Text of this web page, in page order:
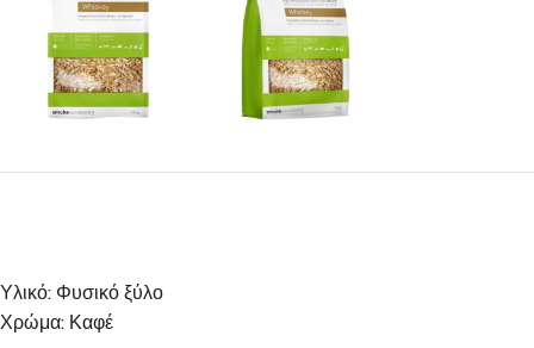
Υλικό: Φυσικό ξύλο
Χρώμα: Καφέ